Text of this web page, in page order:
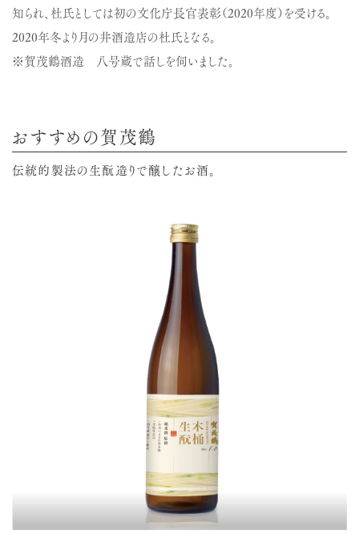
知られ、杜氏としては初の文化庁長官表彰（2020年度）を受ける。
2020年冬より月の井酒造店の杜氏となる。
※賀茂鶴酒造 八号蔵で話しを伺いました。
おすすめの賀茂鶴
伝統的製法の生酛造りで醸したお酒。